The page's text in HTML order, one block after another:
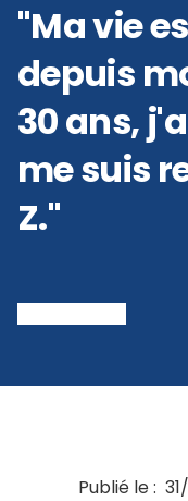
"Ma vie
depuis
30 ans,
me suis
Z."
Publié le :